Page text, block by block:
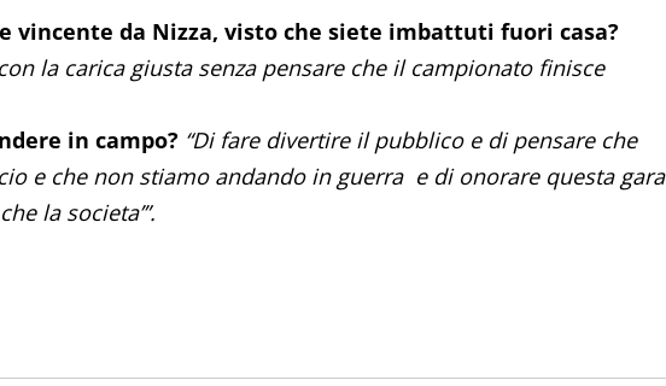
vincente da Nizza, visto che siete imbattuti fuori casa?
la carica giusta senza pensare che il campionato finisce
in campo? “Di fare divertire il pubblico e di pensare che
e che non stiamo andando in guerra e di onorare questa gara
la societa’”.